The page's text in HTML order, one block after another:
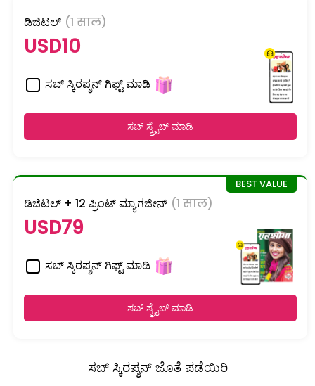
ಡಿಜಿಟಲ್ (1 साल)
USD10
ಸಬ್ ಸ್ಕಿರಪ್ಶನ್ ಗಿಫ್ಟ್ ಮಾಡಿ
ಸಬ್ ಸ್ಕ್ರೈಬ್ ಮಾಡಿ
ಡಿಜಿಟಲ್ + 12 ಪ್ರಿಂಟ್ ಮ್ಯಾಗಜೀನ್ (1 साल)
USD79
ಸಬ್ ಸ್ಕಿರಪ್ಶನ್ ಗಿಫ್ಟ್ ಮಾಡಿ
ಸಬ್ ಸ್ಕ್ರೈಬ್ ಮಾಡಿ
ಸಬ್ ಸ್ಕಿರಪ್ಶನ್ ಜೊತೆ ಪಡೆಯಿರಿ